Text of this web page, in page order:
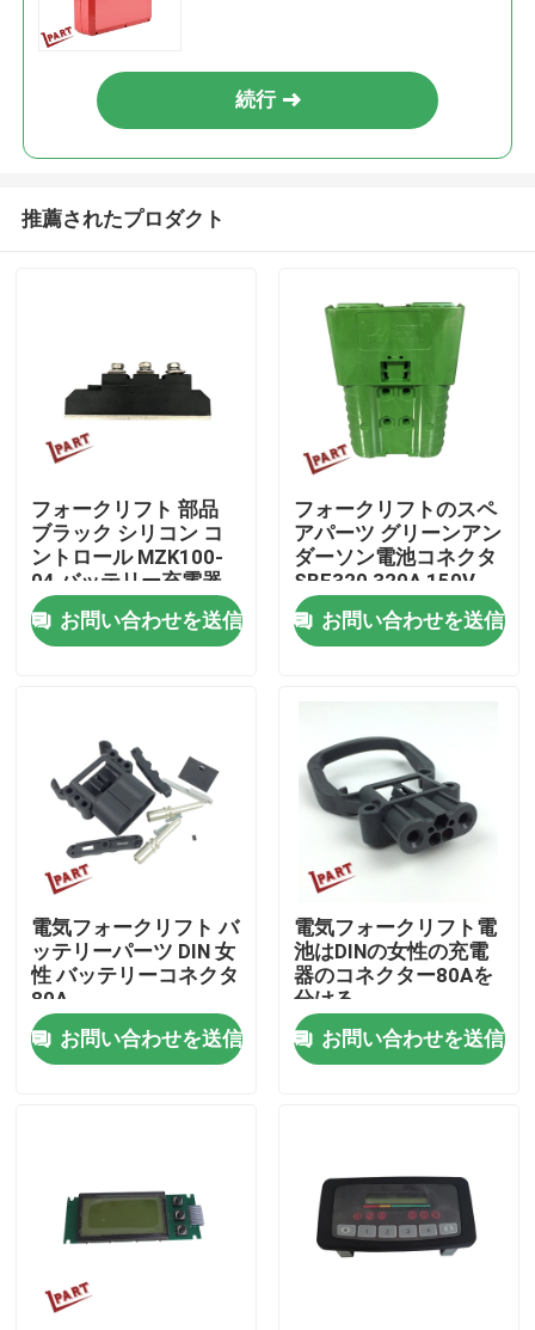
ホーム
接触
製品
ビデオ
フォークリフト電池の部品
電気フォークリフト モーター
LEDのフォークリフト ライト
続行
推薦されたプロダクト
フォークリフト 部品
ブラック シリコン コ
ントロール MZK100-
04 バッテリー充電器
お問い合わせを送信
フォークリフトのスペ
アパーツ グリーンアン
ダーソン電池コネクタ
SBE320 320A 150V
お問い合わせを送信
電気フォークリフト バ
ッテリーパーツ DIN 女
性 バッテリーコネクタ
80A
お問い合わせを送信
電気フォークリフト電
池はDINの女性の充電
器のコネクター80Aを
分ける
お問い合わせを送信